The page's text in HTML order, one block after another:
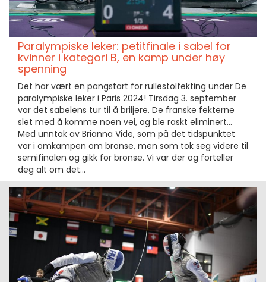
Paralympiske leker: petitfinale i sabel for
kvinner i kategori B, en kamp under høy
spenning
Det har vært en pangstart for rullestolfekting under De
paralympiske leker i Paris 2024! Tirsdag 3. september
var det sabelens tur til å briljere. De franske fekterne
slet med å komme noen vei, og ble raskt eliminert...
Med unntak av Brianna Vide, som på det tidspunktet
var i omkampen om bronse, men som tok seg videre til
semifinalen og gikk for bronse. Vi var der og forteller
deg alt om det...